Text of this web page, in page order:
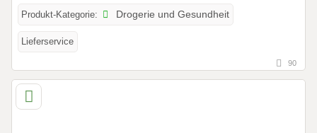
Produkt-Kategorie: Drogerie und Gesundheit
Lieferservice
90